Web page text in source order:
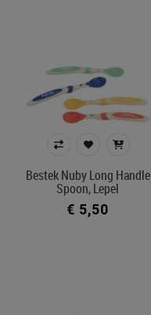
niet inbegrepen
Bestek Nuby Long Handle
Spoon, Lepel
€ 5,50